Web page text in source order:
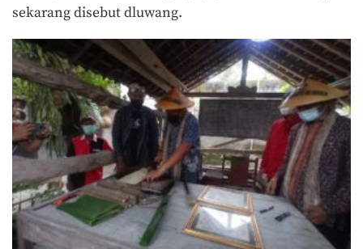
sekarang disebut dluwang.